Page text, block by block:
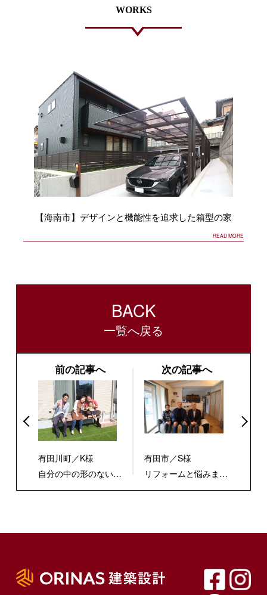
WORKS
【海南市】デザインと機能性を追求した箱型の家
READ MORE
BACK
一覧へ戻る
前の記事へ
有田川町／K様
自分の中の形のないモ
次の記事へ
有田市／S様
リフォームと悩みまし